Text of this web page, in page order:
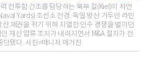
전투함 건조를 담당하는 북부 킬(Kiel)의 저먼
Yards) 조선소 전경. 독일 방산 거두인 라인
산 패권을 쥐기 위해 치열한 인수 경쟁을 벌이던
재산 압류 조치가 내려지면서 M&A 절차가 전
단됐다. 사진=매니저 매거진